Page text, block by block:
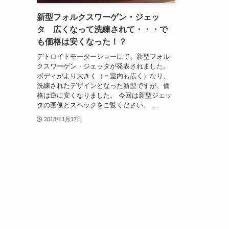
新型フォルクスワーゲン・ジェッ
タ 広くなって洗練されて・・・で
も価格は安くなった！？
デトロイトモーターショーにて、新型フォル
クスワーゲン・ジェッタが発表されました。
ボディがより大きく（＝室内も広く）なり、
洗練されたデザインとなった新型ですが、価
格は逆に安くなりました。 今回は新型ジェッ
タの画像とスペックをご覧ください。 ...
2018年1月17日